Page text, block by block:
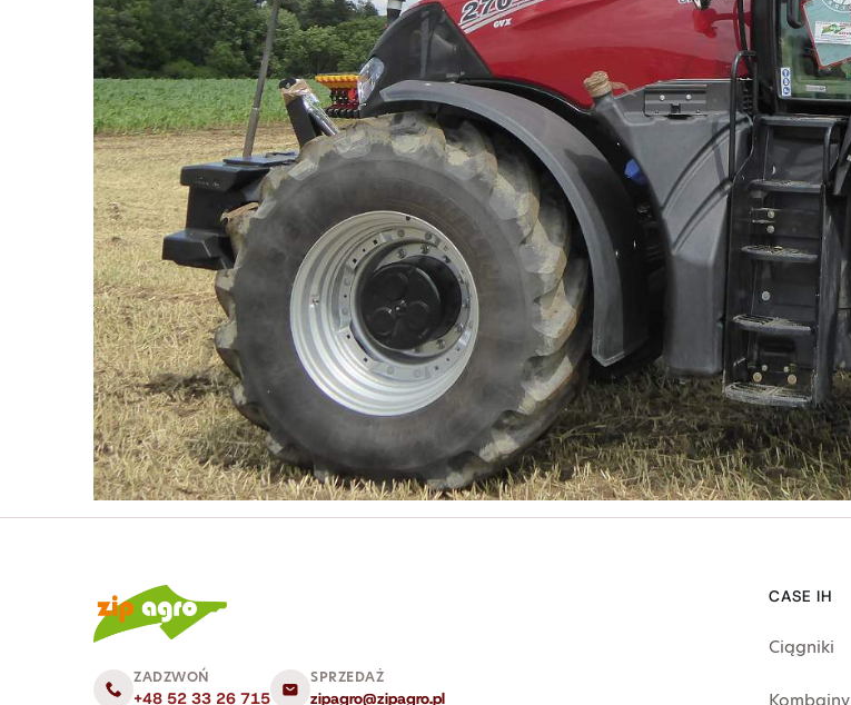
ZADZWOŃ
+48 52 33 26 715
SPRZEDAŻ
zipagro@zipagro.pl
CASE IH
Ciągniki
Kombajny